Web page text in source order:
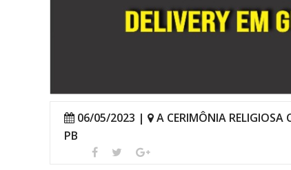
06/05/2023 |
A CERIMÔNIA RELIGIOSA
PB